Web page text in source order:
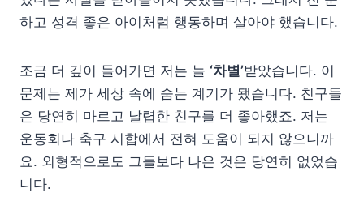
하고 성격 좋은 아이처럼 행동하며 살아야 했습니다.
조금 더 깊이 들어가면 저는 늘 ‘차별’받았습니다. 이
문제는 제가 세상 속에 숨는 계기가 됐습니다. 친구들
은 당연히 마르고 날렵한 친구를 더 좋아했죠. 저는
운동회나 축구 시합에서 전혀 도움이 되지 않으니까
요. 외형적으로도 그들보다 나은 것은 당연히 없었습
니다.